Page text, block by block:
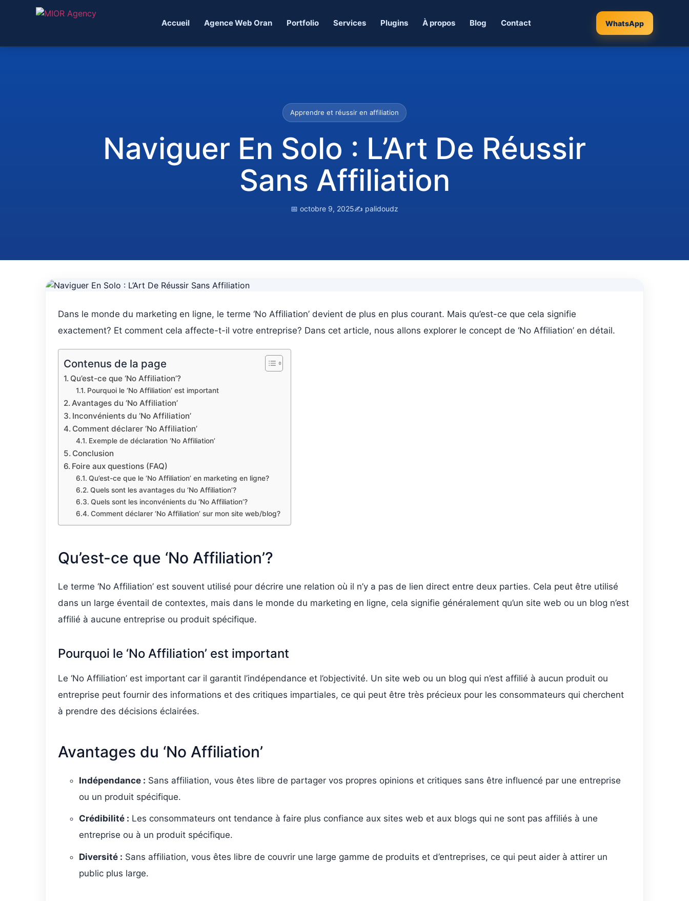
Accueil Agence Web Oran Portfolio Services Plugins À propos Blog Contact WhatsApp
Apprendre et réussir en affiliation
Naviguer En Solo : L’Art De Réussir
Sans Affiliation
📅 octobre 9, 2025✍️ palidoudz
Dans le monde du marketing en ligne, le terme ‘No Affiliation’ devient de plus en plus courant. Mais qu’est-ce que cela signifie
exactement? Et comment cela affecte-t-il votre entreprise? Dans cet article, nous allons explorer le concept de ‘No Affiliation’ en détail.
Contenus de la page
Qu’est-ce que ‘No Affiliation’?
Pourquoi le ‘No Affiliation’ est important
Avantages du ‘No Affiliation’
Inconvénients du ‘No Affiliation’
Comment déclarer ‘No Affiliation’
Exemple de déclaration ‘No Affiliation’
Conclusion
Foire aux questions (FAQ)
Qu’est-ce que le ‘No Affiliation’ en marketing en ligne?
Quels sont les avantages du ‘No Affiliation’?
Quels sont les inconvénients du ‘No Affiliation’?
Comment déclarer ‘No Affiliation’ sur mon site web/blog?
Qu’est-ce que ‘No Affiliation’?
Le terme ‘No Affiliation’ est souvent utilisé pour décrire une relation où il n’y a pas de lien direct entre deux parties. Cela peut être utilisé
dans un large éventail de contextes, mais dans le monde du marketing en ligne, cela signifie généralement qu’un site web ou un blog n’est
affilié à aucune entreprise ou produit spécifique.
Pourquoi le ‘No Affiliation’ est important
Le ‘No Affiliation’ est important car il garantit l’indépendance et l’objectivité. Un site web ou un blog qui n’est affilié à aucun produit ou
entreprise peut fournir des informations et des critiques impartiales, ce qui peut être très précieux pour les consommateurs qui cherchent
à prendre des décisions éclairées.
Avantages du ‘No Affiliation’
Indépendance : Sans affiliation, vous êtes libre de partager vos propres opinions et critiques sans être influencé par une entreprise
ou un produit spécifique.
Crédibilité : Les consommateurs ont tendance à faire plus confiance aux sites web et aux blogs qui ne sont pas affiliés à une
entreprise ou à un produit spécifique.
Diversité : Sans affiliation, vous êtes libre de couvrir une large gamme de produits et d’entreprises, ce qui peut aider à attirer un
public plus large.